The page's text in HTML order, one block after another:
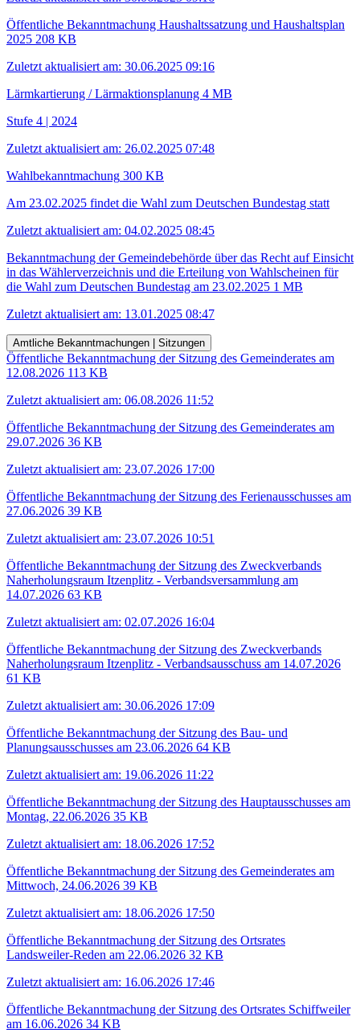
Öffentliche Bekanntmachung Haushaltssatzung und Haushaltsplan
2025 208 KB
Zuletzt aktualisiert am: 30.06.2025 09:16
Lärmkartierung / Lärmaktionsplanung 4 MB
Stufe 4 | 2024
Zuletzt aktualisiert am: 26.02.2025 07:48
Wahlbekanntmachung 300 KB
Am 23.02.2025 findet die Wahl zum Deutschen Bundestag statt
Zuletzt aktualisiert am: 04.02.2025 08:45
Bekanntmachung der Gemeindebehörde über das Recht auf Einsicht
in das Wählerverzeichnis und die Erteilung von Wahlscheinen für
die Wahl zum Deutschen Bundestag am 23.02.2025 1 MB
Zuletzt aktualisiert am: 13.01.2025 08:47
Amtliche Bekanntmachungen | Sitzungen
Öffentliche Bekanntmachung der Sitzung des Gemeinderates am
12.08.2026 113 KB
Zuletzt aktualisiert am: 06.08.2026 11:52
Öffentliche Bekanntmachung der Sitzung des Gemeinderates am
29.07.2026 36 KB
Zuletzt aktualisiert am: 23.07.2026 17:00
Öffentliche Bekanntmachung der Sitzung des Ferienausschusses am
27.06.2026 39 KB
Zuletzt aktualisiert am: 23.07.2026 10:51
Öffentliche Bekanntmachung der Sitzung des Zweckverbands
Naherholungsraum Itzenplitz - Verbandsversammlung am
14.07.2026 63 KB
Zuletzt aktualisiert am: 02.07.2026 16:04
Öffentliche Bekanntmachung der Sitzung des Zweckverbands
Naherholungsraum Itzenplitz - Verbandsausschuss am 14.07.2026
61 KB
Zuletzt aktualisiert am: 30.06.2026 17:09
Öffentliche Bekanntmachung der Sitzung des Bau- und
Planungsausschusses am 23.06.2026 64 KB
Zuletzt aktualisiert am: 19.06.2026 11:22
Öffentliche Bekanntmachung der Sitzung des Hauptausschusses am
Montag, 22.06.2026 35 KB
Zuletzt aktualisiert am: 18.06.2026 17:52
Öffentliche Bekanntmachung der Sitzung des Gemeinderates am
Mittwoch, 24.06.2026 39 KB
Zuletzt aktualisiert am: 18.06.2026 17:50
Öffentliche Bekanntmachung der Sitzung des Ortsrates
Landsweiler-Reden am 22.06.2026 32 KB
Zuletzt aktualisiert am: 16.06.2026 17:46
Öffentliche Bekanntmachung der Sitzung des Ortsrates Schiffweiler
am 16.06.2026 34 KB